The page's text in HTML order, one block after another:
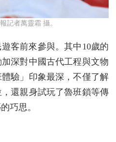
記者萬靈霜 攝。
客前來參與。其中10歲的
深對中國古代工程與文物
驗」印象最深，不僅了解
還親身試玩了魯班鎖等傳
巧思。